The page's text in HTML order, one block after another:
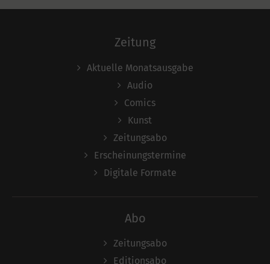
Zeitung
Aktuelle Monatsausgabe
Audio
Comics
Kunst
Zeitungsabo
Erscheinungstermine
Digitale Formate
Abo
Zeitungsabo
Editionsabo